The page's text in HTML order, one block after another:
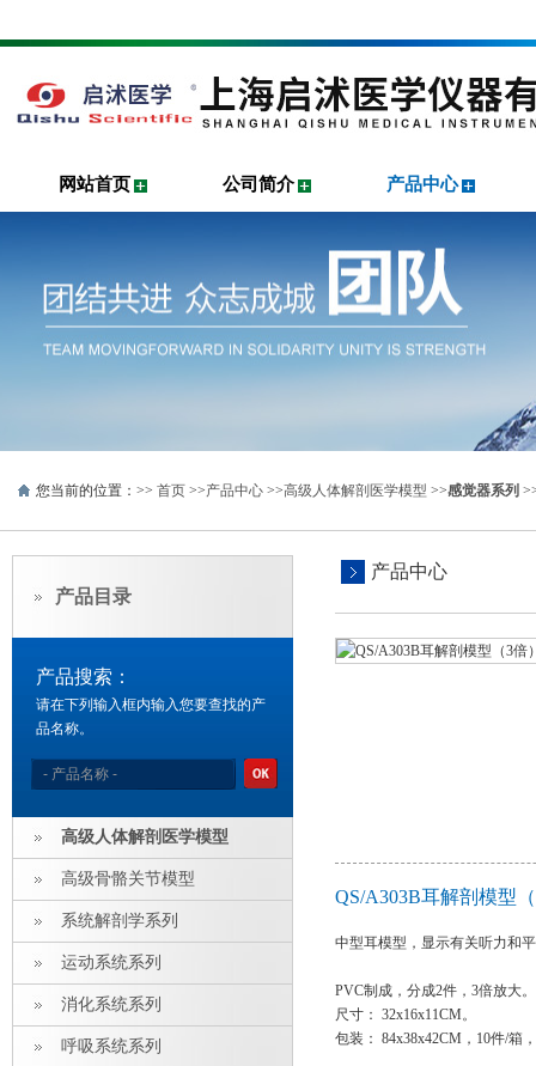
网站首页 公司简介 产品中心
您当前的位置：>> 首页 >>产品中心 >>高级人体解剖医学模型 >>感觉器系列
产品中心
QS/A303B耳解剖模型
中型耳模型，显示有关听力和
PVC制成，分成2件，3倍放大。
尺寸： 32x16x11CM。
包装： 84x38x42CM，10件/箱
产品目录
产品搜索：
请在下列输入框内输入您要查找的产
品名称。
高级人体解剖医学模型
高级骨骼关节模型
系统解剖学系列
运动系统系列
消化系统系列
呼吸系统系列